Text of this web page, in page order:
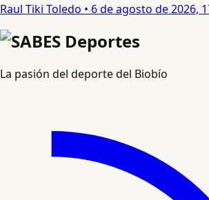
Raul Tiki Toledo • 6 de agosto de 2026,
La pasión del deporte del Biobío